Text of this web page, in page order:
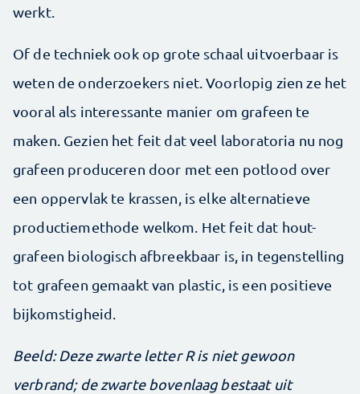
werkt.
Of de techniek ook op grote schaal uitvoerbaar is
weten de onderzoekers niet. Voorlopig zien ze het
vooral als interessante manier om grafeen te
maken. Gezien het feit dat veel laboratoria nu nog
grafeen produceren door met een potlood over
een oppervlak te krassen, is elke alternatieve
productiemethode welkom. Het feit dat hout-
grafeen biologisch afbreekbaar is, in tegenstelling
tot grafeen gemaakt van plastic, is een positieve
bijkomstigheid.
Beeld: Deze zwarte letter R is niet gewoon
verbrand; de zwarte bovenlaag bestaat uit